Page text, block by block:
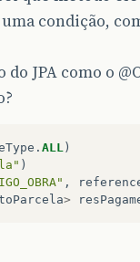
condição,
JPA como o
. ALL )
)
,
>